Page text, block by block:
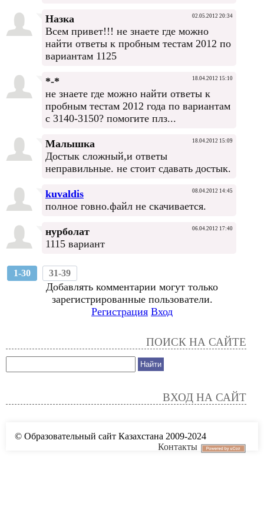
Назка 02.05.2012 20:34
Всем привет!!! не знаете где можно
найти ответы к пробным тестам 2012 по
вариантам 1125
*-* 18.04.2012 15:10
не знаете где можно найти ответы к
пробным тестам 2012 года по вариантам
с 3140-3150? помогите плз...
Малышка 18.04.2012 15:09
Достык сложный,и ответы
неправильные. не стоит сдавать достык.
kuvaldis 08.04.2012 14:45
полное говно.файл не скачивается.
нурболат 06.04.2012 17:40
1115 вариант
1-30 31-39
Добавлять комментарии могут только
зарегистрированные пользователи.
Регистрация Вход
ПОИСК НА САЙТЕ
ВХОД НА САЙТ
© Образовательный сайт Казахстана 2009-2024
Контакты